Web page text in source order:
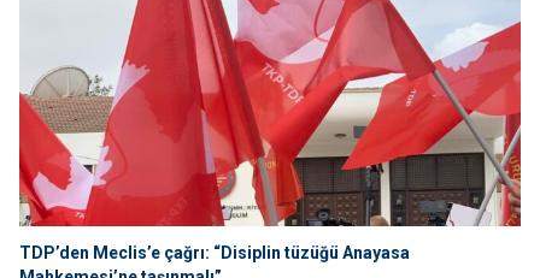
TDP’den Meclis’e çağrı: “Disiplin tüzüğü Anayasa